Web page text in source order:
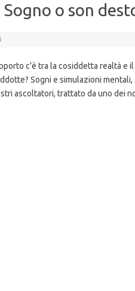
o son
c’è tra la cosiddetta realtà e
Sogni e simulazioni
ascoltatori, trattato da uno dei